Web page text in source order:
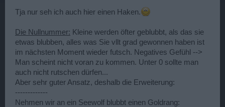
Tja nur seh ich auch hier einen Haken.
Die Nullnummer: Kleine werden öfter geblubbt, als das sie
etwas blubben, alles was Sie vllt grad gewonnen haben ist
im nächsten Moment wieder futsch. Negatives Gefühl -->
Man scheint nicht voran zu kommen. Unter 0 sollte man
auch nicht rutschen dürfen...
Aber sehr guter Ansatz, deshalb die Erweiterung:
-------------
Nehmen wir an ein Seewolf blubbt einen Goldrang: